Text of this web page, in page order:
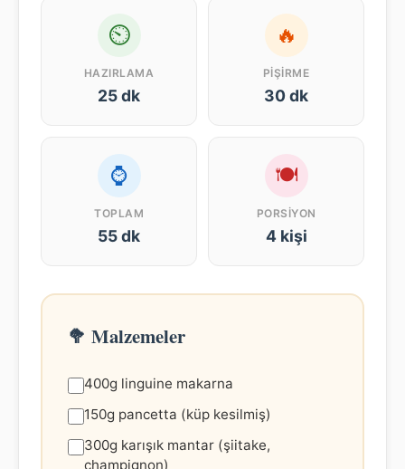
⏲
HAZIRLAMA
25 dk
🔥
PIŞIRME
30 dk
⌚
TOPLAM
55 dk
🍽
PORSIYON
4 kişi
🥦 Malzemeler
400g linguine makarna
150g pancetta (küp kesilmiş)
300g karışık mantar (şiitake,
champignon)